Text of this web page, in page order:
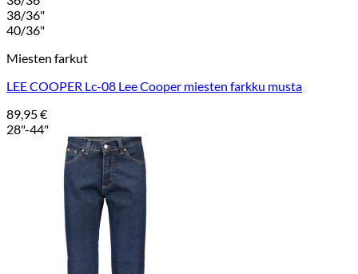
38/36"
40/36"
Miesten farkut
LEE COOPER Lc-08 Lee Cooper miesten farkku musta
89,95€
28"-44"